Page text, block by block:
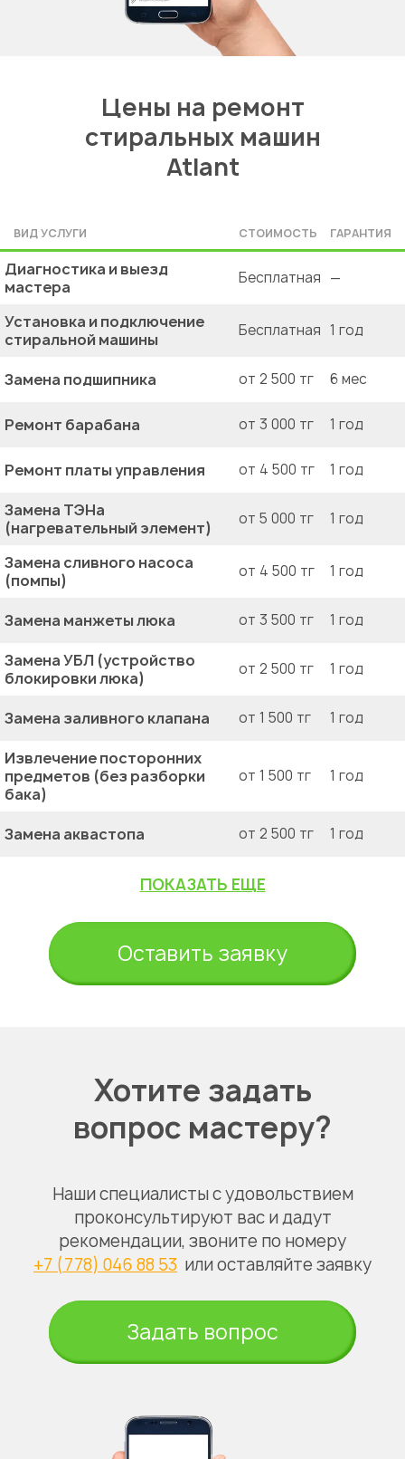
Цены на ремонт
стиральных машин
Atlant
ВИД УСЛУГИ СТОИМОСТЬ ГАРАНТИЯ
Диагностика и выезд
мастера
Бесплатная —
Установка и подключение
стиральной машины
Бесплатная 1 год
Замена подшипника от 2 500 тг 6 мес
Ремонт барабана от 3 000 тг 1 год
Ремонт платы управления от 4 500 тг 1 год
Замена ТЭНа
(нагревательный элемент)
от 5 000 тг 1 год
Замена сливного насоса
(помпы)
от 4 500 тг 1 год
Замена манжеты люка от 3 500 тг 1 год
Замена УБЛ (устройство
блокировки люка)
от 2 500 тг 1 год
Замена заливного клапана от 1 500 тг 1 год
Извлечение посторонних
предметов (без разборки
бака)
от 1 500 тг 1 год
Замена аквастопа от 2 500 тг 1 год
ПОКАЗАТЬ ЕЩЕ
Оставить заявку
Хотите задать
вопрос мастеру?
Наши специалисты с удовольствием
проконсультируют вас и дадут
рекомендации, звоните по номеру
+7 (778) 046 88 53 или оставляйте заявку
Задать вопрос